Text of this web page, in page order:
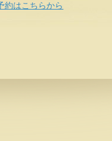
約はこちらから